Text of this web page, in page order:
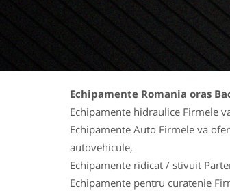
Echipamente Romania oras
Echipamente hidraulice Firmele
Echipamente Auto Firmele va
autovehicule,
Echipamente ridicat / stivuit
Echipamente pentru curatenie